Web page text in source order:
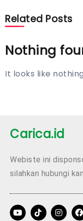
Related Posts
Nothing
It looks like
Carica.id
Webiste ini
silahkan hubungi